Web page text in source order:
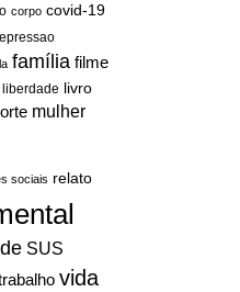
corpo covid-19
família filme
liberdade livro
mulher
sociais relato
SUS
vida